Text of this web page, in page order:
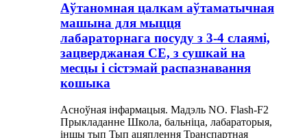
Аўтаномная цалкам аўтаматычная
машына для мыцця
лабараторнага посуду з 3-4 слаямі,
зацверджаная CE, з сушкай на
месцы і сістэмай распазнавання
кошыка
Асноўная інфармацыя. Мадэль NO. Flash-F2
Прыкладанне Школа, бальніца, лабараторыя,
іншы тып Тып ацяплення Транспартная